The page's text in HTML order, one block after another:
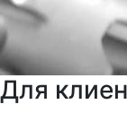
Для